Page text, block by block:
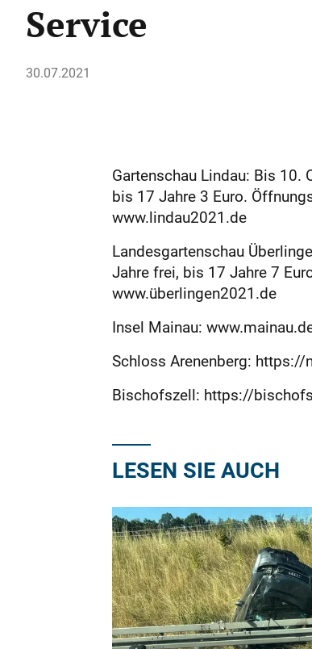
Service
30.07.2021
Gartenschau Lindau: Bis
bis 17 Jahre 3 Euro.
www.lindau2021.de
Landesgartenschau
Jahre frei, bis 17 Jahre 7
www.überlingen2021.de
Insel Mainau:
Schloss Arenenberg:
Bischofszell: https://
LESEN SIE AUCH